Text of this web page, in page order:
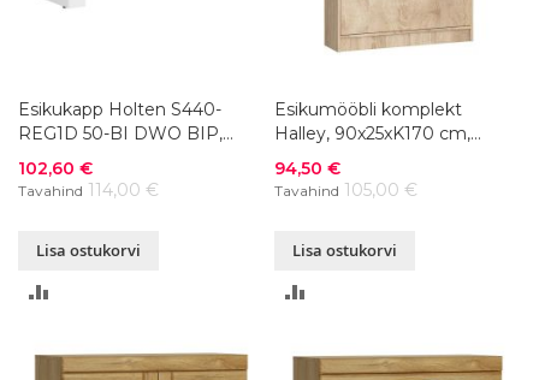
Esikukapp Holten S440-
REG1D 50-BI DWO BIP,
92,5x37xK53 cm
Soodushind
102,60 €
Tavahind 114,00 €
Lisa ostukorvi
Esikumööbli komplekt
Halley, 90x25xK170 cm,
värvivalik
Soodushind
94,50 €
Tavahind 105,00 €
Lisa ostukorvi